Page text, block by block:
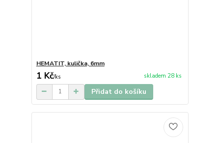
HEMATIT, kulička, 6mm
1 Kč/ks skladem 28 ks
Přidat do košíku